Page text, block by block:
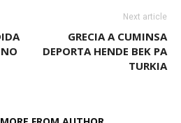
Next article
GRECIA A CUMINSA
DEPORTA HENDE BEK PA
TURKIA